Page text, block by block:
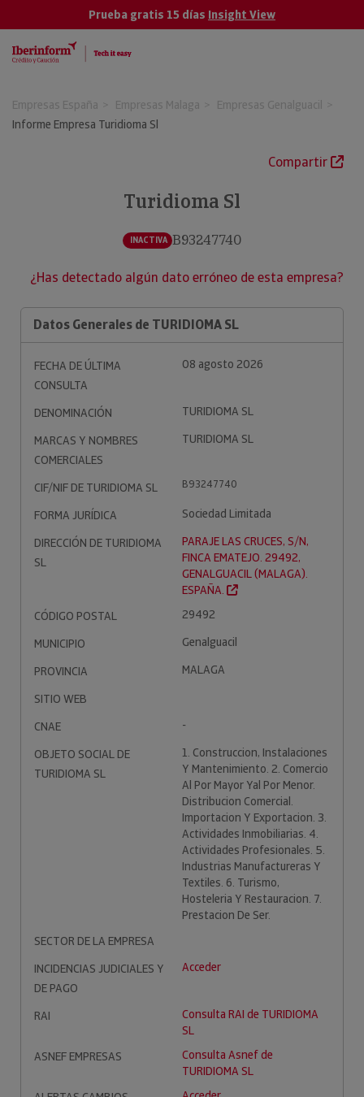
Prueba gratis 15 días Insight View
Empresas España Empresas Malaga
Empresas Genalguacil
Informe Empresa Turidioma Sl
Compartir
Turidioma Sl
INACTIVA B93247740
¿Has detectado algún dato erróneo de esta empresa?
Datos Generales de TURIDIOMA SL
FECHA DE ÚLTIMA
CONSULTA
08 agosto 2026
DENOMINACIÓN
TURIDIOMA SL
MARCAS Y NOMBRES
COMERCIALES
TURIDIOMA SL
CIF/NIF DE TURIDIOMA SL B93247740
FORMA JURÍDICA
Sociedad Limitada
DIRECCIÓN DE TURIDIOMA
SL
PARAJE LAS CRUCES, S/N,
FINCA EMATEJO. 29492,
GENALGUACIL (MALAGA).
ESPAÑA.
CÓDIGO POSTAL
29492
MUNICIPIO
Genalguacil
PROVINCIA
MALAGA
SITIO WEB
CNAE
-
OBJETO SOCIAL DE
TURIDIOMA SL
1. Construccion, Instalaciones
Y Mantenimiento. 2. Comercio
Al Por Mayor Yal Por Menor.
Distribucion Comercial.
Importacion Y Exportacion. 3.
Actividades Inmobiliarias. 4.
Actividades Profesionales. 5.
Industrias Manufactureras Y
Textiles. 6. Turismo,
Hosteleria Y Restauracion. 7.
Prestacion De Ser.
SECTOR DE LA EMPRESA
INCIDENCIAS JUDICIALES Y
DE PAGO
Acceder
RAI
Consulta RAI de TURIDIOMA
SL
ASNEF EMPRESAS
Consulta Asnef de
TURIDIOMA SL